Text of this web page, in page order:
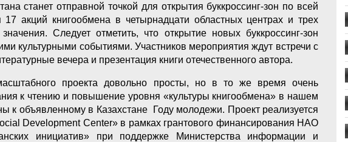
станет отправной точкой для открытия буккроссинг-зон по всей
17 акций книгообмена в четырнадцати областных центрах и трех
значения. Следует отметить, что открытие новых буккроссинг-зон
культурными событиями. Участников мероприятия ждут встречи с
вечера и презентация книги отечественного автора.
проекта довольно просты, но в то же время очень
к чтению и повышение уровня «культуры книгообмена» в нашем
к объявленному в Казахстане Году молодежи. Проект реализуется
Development Center» в рамках грантового финансирования НАО
инициатив» при поддержке Министерства информации и